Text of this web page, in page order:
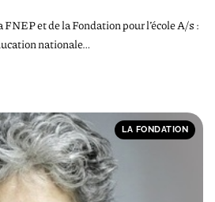
et de la Fondation pour l’école A/s :
nationale…
LA FONDATION